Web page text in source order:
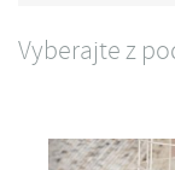
Vyberajte z